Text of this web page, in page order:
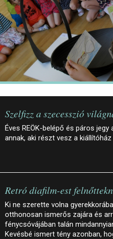
Szelfizz a szecesszió
Éves REÖK-belépő és páros
annak, aki részt vesz a
Retró diafilm-est
Ki ne szerette volna
otthonosan ismerős zajára és
fénycsóvájában talán
Kevésbé ismert tény azonban,